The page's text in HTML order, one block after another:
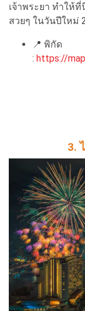
เจ้าพระยา ทำให้
สวยๆ ในวันปีใหม่
📍 พิกัด
: https://
3.